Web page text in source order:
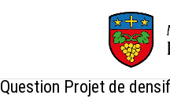
Question Projet de